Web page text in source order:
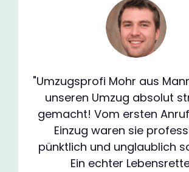
"Umzugsprofi Mohr aus
unseren Umzug absolut
gemacht! Vom ersten
Einzug waren sie
pünktlich und unglaublich
Ein echter